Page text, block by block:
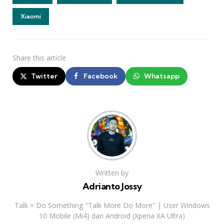
Xiaomi
Share this article
Twitter Facebook Whatsapp
Written by
Adrianto Jossy
Talk = Do Something "Talk More Do More" | User Windows
10 Mobile (Mi4) dan Android (Xperia XA Ultra)